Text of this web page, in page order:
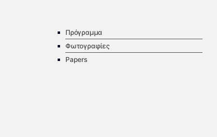
Πρόγραμμα
Φωτογραφίες
Papers